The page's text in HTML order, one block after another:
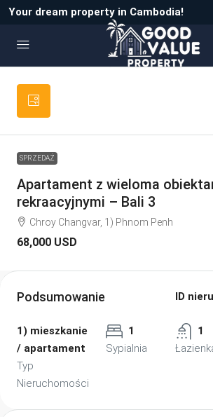
Your dream property in Cambodia!
SPRZEDAŻ
Apartament z wieloma
rekraacyjnymi – Bali 3
Chroy Changvar, 1) Phnom Penh
68,000 USD
Podsumowanie ID
1) mieszkanie
/ apartament
Typ
Nieruchomości
1
Sypialnia
1